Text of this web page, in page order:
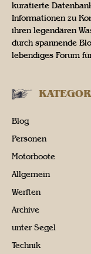
kuratierte
Informationen zu
ihren legendären
durch spannende
lebendiges Forum
Blog
Personen
Motorboote
Allgemein
Werften
Archive
unter Segel
Technik